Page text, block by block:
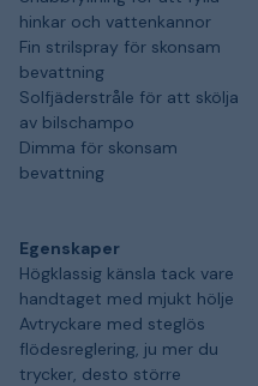
hinkar och vattenkannor
Fin strilspray för skonsam
bevattning
Solfjäderstråle för att skölja
av bilschampo
Dimma för skonsam
bevattning
Egenskaper
Högklassig känsla tack vare
handtaget med mjukt hölje
Avtryckare med steglös
flödesreglering, ju mer du
trycker, desto större